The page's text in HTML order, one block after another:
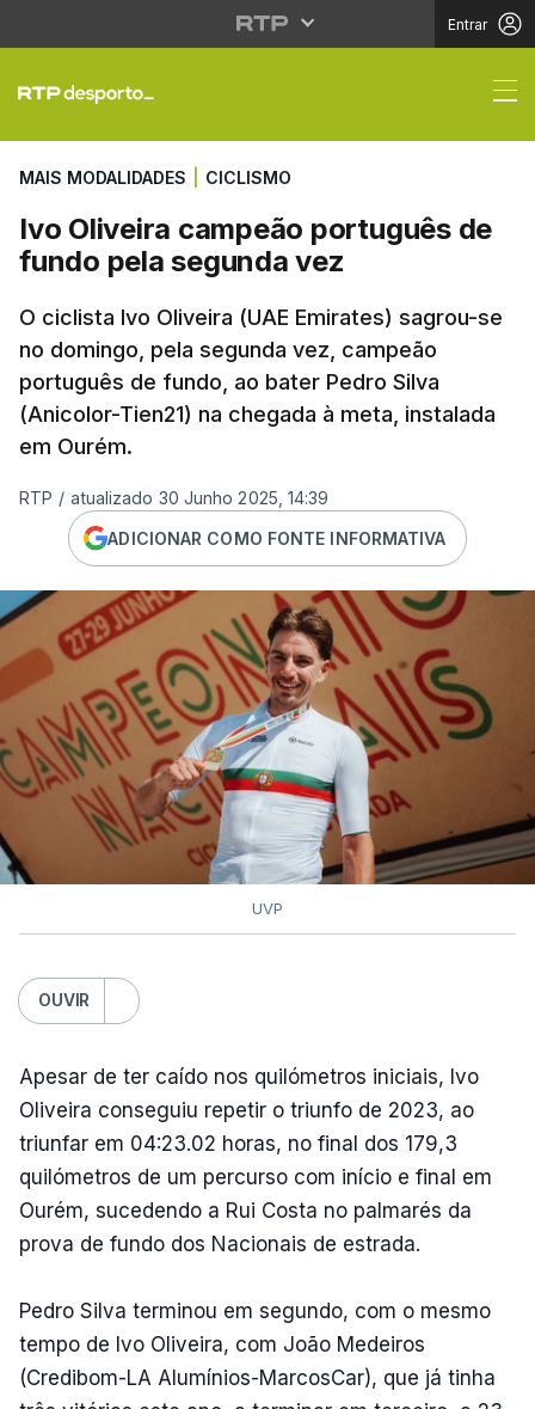
Entrar
Ivo Oliveira campeão
MAIS MODALIDADES CICLISMO
Ivo Oliveira campeão português de
fundo pela segunda vez
O ciclista Ivo Oliveira (UAE Emirates) sagrou-se
no domingo, pela segunda vez, campeão
português de fundo, ao bater Pedro Silva
(Anicolor-Tien21) na chegada à meta, instalada
em Ourém.
RTP / atualizado 30 Junho 2025, 14:39
ADICIONAR COMO FONTE INFORMATIVA
UVP
OUVIR
Apesar de ter caído nos quilómetros iniciais, Ivo
Oliveira conseguiu repetir o triunfo de 2023, ao
triunfar em 04:23.02 horas, no final dos 179,3
quilómetros de um percurso com início e final em
Ourém, sucedendo a Rui Costa no palmarés da
prova de fundo dos Nacionais de estrada.
Pedro Silva terminou em segundo, com o mesmo
tempo de Ivo Oliveira, com João Medeiros
(Credibom-LA Alumínios-MarcosCar), que já tinha